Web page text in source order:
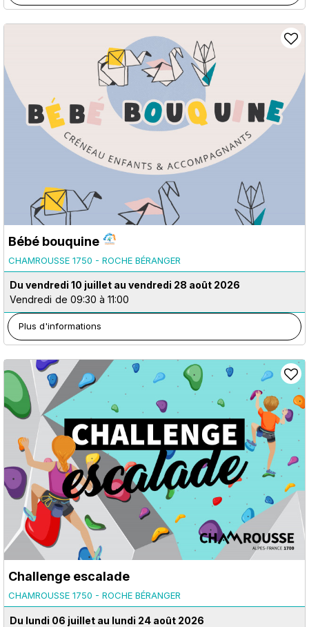
Bébé bouquine
CHAMROUSSE 1750 - ROCHE BÉRANGER
Du vendredi 10 juillet au vendredi 28 août 2026
Vendredi de 09:30 à 11:00
Plus d'informations
Challenge escalade
CHAMROUSSE 1750 - ROCHE BÉRANGER
Du lundi 06 juillet au lundi 24 août 2026